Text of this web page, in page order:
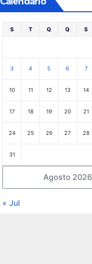
Agosto 2026
S T Q Q S
3 4 5 6 7
10 11 12 13 14
17 18 19 20 21
24 25 26 27 28
31
« Jul